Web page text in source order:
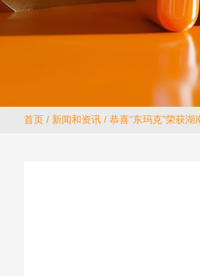
首页/ 新闻和资讯/ 恭喜“东玛克”荣获湖